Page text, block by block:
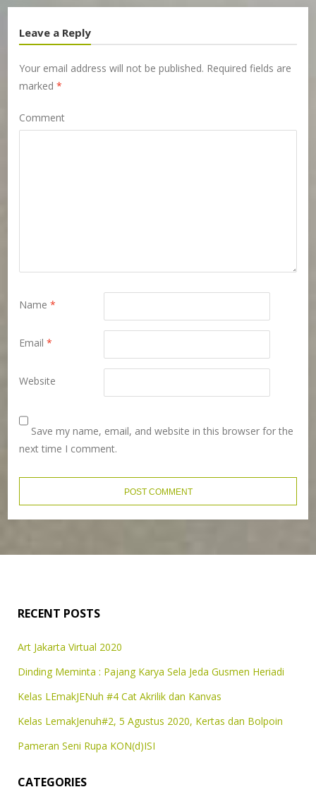
Leave a Reply
Your email address will not be published. Required fields are
marked*
Comment
Name*
Email*
Website
Save my name, email, and website in this browser for the
next time I comment.
RECENT POSTS
Art Jakarta Virtual 2020
Dinding Meminta : Pajang Karya Sela Jeda Gusmen Heriadi
Kelas LEmakJENuh #4 Cat Akrilik dan Kanvas
Kelas LemakJenuh#2, 5 Agustus 2020, Kertas dan Bolpoin
Pameran Seni Rupa KON(d)ISI
CATEGORIES